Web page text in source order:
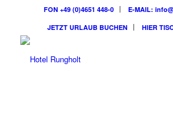
FON +49 (0)4651 448-0
E-MAIL:
JETZT URLAUB BUCHEN
HIER